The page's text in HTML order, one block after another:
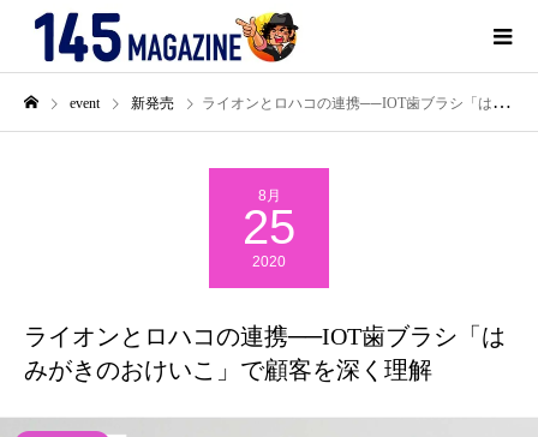
event 新発売 ライオンとロハコの連携──IOT歯ブラシ「はみがきのおけいこ」で顧客を深く理解
8月
25
2020
ライオンとロハコの連携──IOT歯ブラシ「は
みがきのおけいこ」で顧客を深く理解